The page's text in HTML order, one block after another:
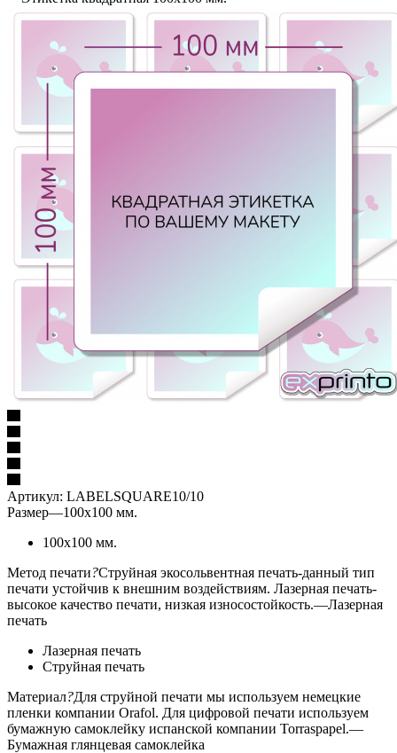
Артикул: LABELSQUARE10/10
Размер—100x100 мм.
100x100 мм.
Метод печати?Струйная экосольвентная печать-данный тип
печати устойчив к внешним воздействиям. Лазерная печать-
высокое качество печати, низкая износостойкость.—Лазерная
печать
Лазерная печать
Струйная печать
Материал?Для струйной печати мы используем немецкие
пленки компании Orafol. Для цифровой печати используем
бумажную самоклейку испанской компании Torraspapel.—
Бумажная глянцевая самоклейка